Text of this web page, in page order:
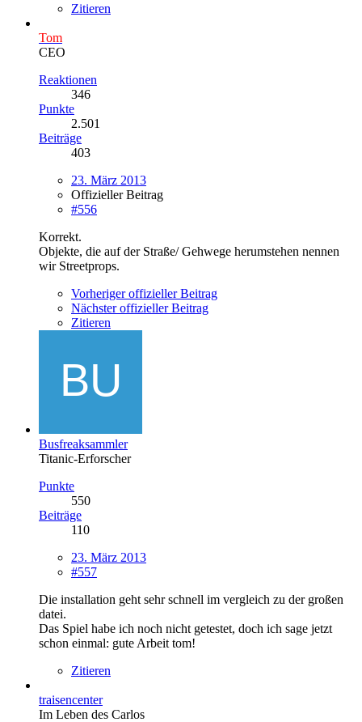
Zitieren
Tom
CEO
Reaktionen
346
Punkte
2.501
Beiträge
403
23. März 2013
Offizieller Beitrag
#556
Korrekt.
Objekte, die auf der Straße/ Gehwege herumstehen nennen
wir Streetprops.
Vorheriger offizieller Beitrag
Nächster offizieller Beitrag
Zitieren
Busfreaksammler
Titanic-Erforscher
Punkte
550
Beiträge
110
23. März 2013
#557
Die installation geht sehr schnell im vergleich zu der großen
datei.
Das Spiel habe ich noch nicht getestet, doch ich sage jetzt
schon einmal: gute Arbeit tom!
Zitieren
traisencenter
Im Leben des Carlos